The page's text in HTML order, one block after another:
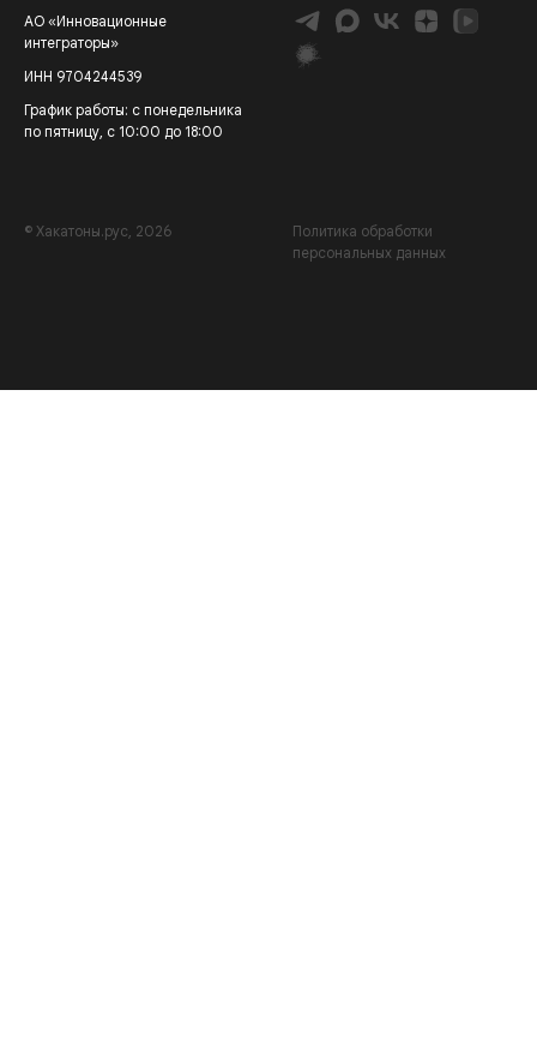
АО «Инновационные
интеграторы»
ИНН 9704244539
График работы: с понедельника
по пятницу, с 10:00 до 18:00
© Хакатоны.рус, 2026
Политика обработки
персональных данных